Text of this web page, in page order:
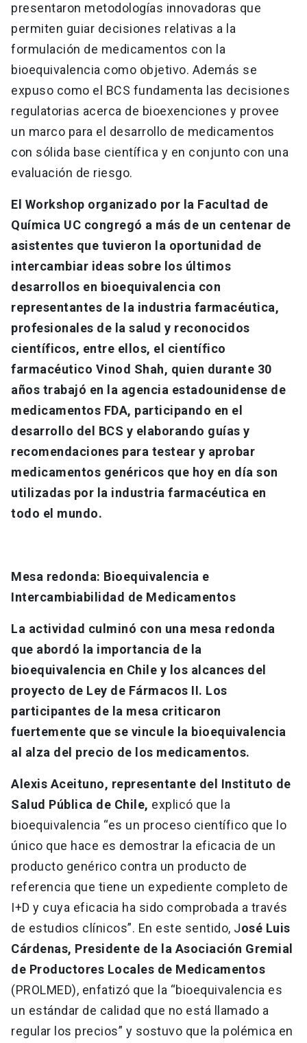
presentaron metodologías innovadoras que
permiten guiar decisiones relativas a la
formulación de medicamentos con la
bioequivalencia como objetivo. Además se
expuso como el BCS fundamenta las decisiones
regulatorias acerca de bioexenciones y provee
un marco para el desarrollo de medicamentos
con sólida base científica y en conjunto con una
evaluación de riesgo.
El Workshop organizado por la Facultad de
Química UC congregó a más de un centenar de
asistentes que tuvieron la oportunidad de
intercambiar ideas sobre los últimos
desarrollos en bioequivalencia con
representantes de la industria farmacéutica,
profesionales de la salud y reconocidos
científicos, entre ellos, el científico
farmacéutico Vinod Shah, quien durante 30
años trabajó en la agencia estadounidense de
medicamentos FDA, participando en el
desarrollo del BCS y elaborando guías y
recomendaciones para testear y aprobar
medicamentos genéricos que hoy en día son
utilizadas por la industria farmacéutica en
todo el mundo.
Mesa redonda: Bioequivalencia e
Intercambiabilidad de Medicamentos
La actividad culminó con una mesa redonda
que abordó la importancia de la
bioequivalencia en Chile y los alcances del
proyecto de Ley de Fármacos II. Los
participantes de la mesa criticaron
fuertemente que se vincule la bioequivalencia
al alza del precio de los medicamentos.
Alexis Aceituno, representante del Instituto de
Salud Pública de Chile, explicó que la
bioequivalencia “es un proceso científico que lo
único que hace es demostrar la eficacia de un
producto genérico contra un producto de
referencia que tiene un expediente completo de
I+D y cuya eficacia ha sido comprobada a través
de estudios clínicos”. En este sentido, José Luis
Cárdenas, Presidente de la Asociación Gremial
de Productores Locales de Medicamentos
(PROLMED), enfatizó que la “bioequivalencia es
un estándar de calidad que no está llamado a
regular los precios” y sostuvo que la polémica en